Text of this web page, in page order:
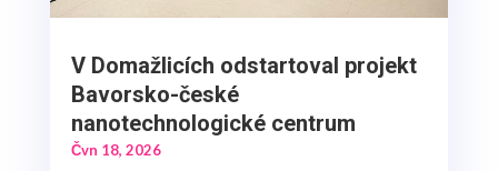
V Domažlicích odstartoval projekt
Bavorsko-české
nanotechnologické centrum
Čvn 18, 2026